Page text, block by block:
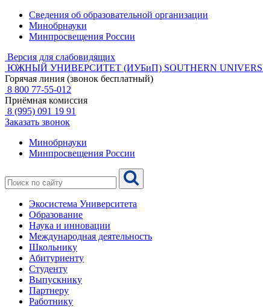
Сведения об образовательной организации
Минобрнауки
Минпросвещения России
Версия для слабовидящих
ЮЖНЫЙ УНИВЕРСИТЕТ (ИУБиП) SOUTHERN
Горячая линия (звонок бесплатный)
8 800 77-55-012
Приёмная комиссия
8 (995) 091 19 91
Заказать звонок
Минобрнауки
Минпросвещения России
Экосистема Университета
Образование
Наука и инновации
Международная деятельность
Школьнику
Абитуриенту
Студенту
Выпускнику
Партнеру
Работнику